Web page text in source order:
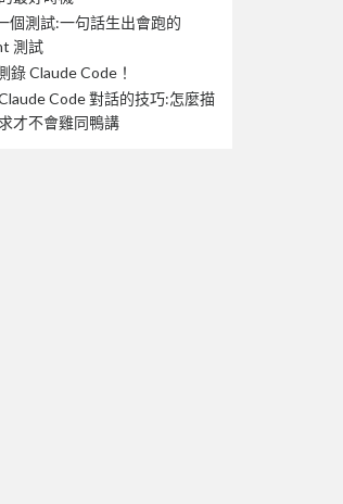
個測試:一句話生出會跑的
測試
錄 Claude Code！
Code 對話的技巧:怎麼描
才不會雞同鴨講